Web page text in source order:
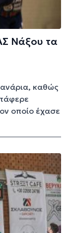
Νάξου τα
καθώς
οποίο έχασε